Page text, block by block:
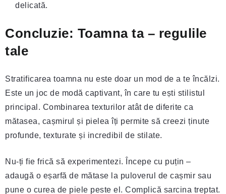
delicată.
Concluzie: Toamna ta – regulile
tale
Stratificarea toamna nu este doar un mod de a te încălzi.
Este un joc de modă captivant, în care tu ești stilistul
principal. Combinarea texturilor atât de diferite ca
mătasea, cașmirul și pielea îți permite să creezi ținute
profunde, texturate și incredibil de stilate.
Nu-ți fie frică să experimentezi. Începe cu puțin –
adaugă o eșarfă de mătase la puloverul de cașmir sau
pune o curea de piele peste el. Complică sarcina treptat.